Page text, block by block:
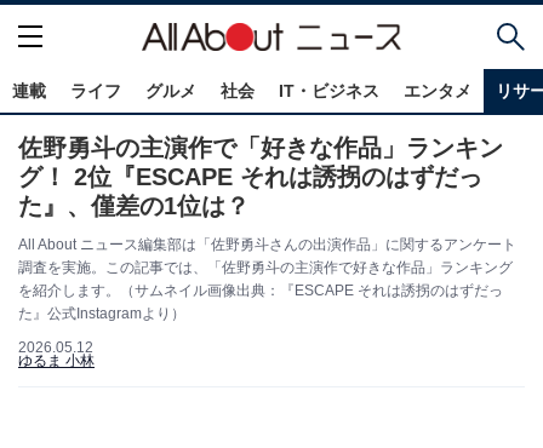
連載 ライフ グルメ 社会 IT・ビジネス エンタメ リサ
佐野勇斗の主演作で「好きな作品」ランキン
グ！ 2位『ESCAPE それは誘拐のはずだっ
た』、僅差の1位は？
All About ニュース編集部は「佐野勇斗さんの出演作品」に関するアンケート
調査を実施。この記事では、「佐野勇斗の主演作で好きな作品」ランキング
を紹介します。（サムネイル画像出典：『ESCAPE それは誘拐のはずだっ
た』公式Instagramより）
2026.05.12
ゆるま 小林